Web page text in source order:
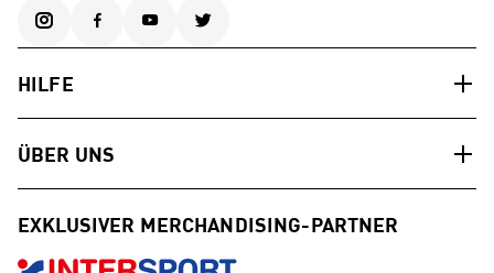
HILFE
ÜBER UNS
EXKLUSIVER MERCHANDISING-PARTNER